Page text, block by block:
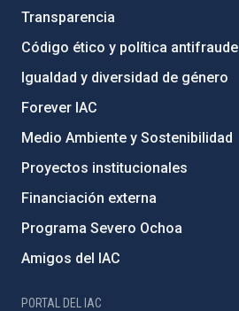
Transparencia
Código ético y política antifraude
Igualdad y diversidad de género
Forever IAC
Medio Ambiente y Sostenibilidad
Proyectos institucionales
Financiación externa
Programa Severo Ochoa
Amigos del IAC
PORTAL DEL IAC